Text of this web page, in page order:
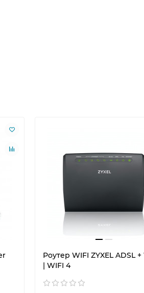
Роутер WIFI ZYXEL ADSL +
| WIFI 4